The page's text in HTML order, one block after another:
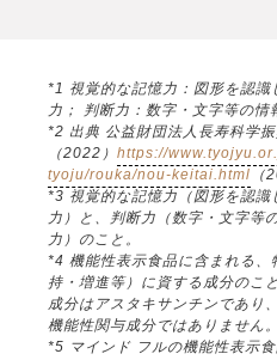
*1 視覚的な記憶力：図形を認識
力； 判断力：数字・文字等の
*2 出典 公益財団法人長寿科学振
（2022） https://
tyoju/rouka/nou-keitai.html （
*3 視覚的な記憶力（図形を認識
力）と、判断力（数字・文字等
力）のこと。
*4 機能性表示食品に含まれる
持・増進等）に資する成分のこ
成分はアスタキサンチンであり
機能性関与成分ではありません。
*5 マインド フルの機能性表示